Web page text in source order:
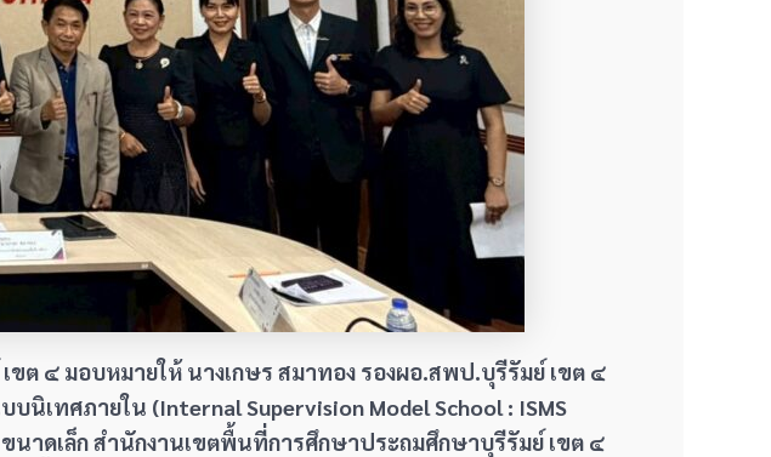
๔ มอบหมายให้ นางเกษร สมาทอง รองผอ.สพป.บุรีรัมย์ เขต ๔
เทศภายใน (Internal Supervision Model School : ISMS
าดเล็ก สำนักงานเขตพื้นที่การศึกษาประถมศึกษาบุรีรัมย์ เขต ๔